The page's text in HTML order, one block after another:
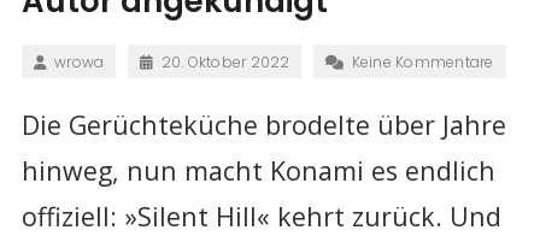
wrowa 20. Oktober 2022 Keine Kommentare
Die Gerüchteküche brodelte über Jahre
hinweg, nun macht Konami es endlich
offiziell: »Silent Hill« kehrt zurück. Und